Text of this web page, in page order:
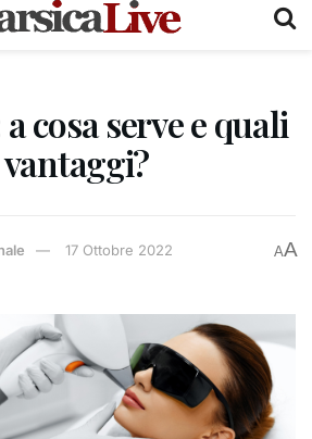
cosa serve e quali
17 Ottobre 2022 AA